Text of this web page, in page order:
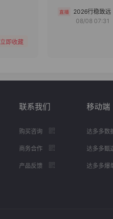
立即收藏
2026行稳致远
08/08 07:31
联系我们
购买咨询
商务合作
产品反馈
移动端
达多多数
达多多甄
达多多爆